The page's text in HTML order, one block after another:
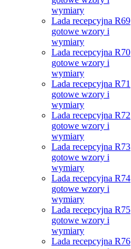
wymiary
Lada recepcyjna R69
gotowe wzory i
wymiary
Lada recepcyjna R70
gotowe wzory i
wymiary
Lada recepcyjna R71
gotowe wzory i
wymiary
Lada recepcyjna R72
gotowe wzory i
wymiary
Lada recepcyjna R73
gotowe wzory i
wymiary
Lada recepcyjna R74
gotowe wzory i
wymiary
Lada recepcyjna R75
gotowe wzory i
wymiary
Lada recepcyjna R76